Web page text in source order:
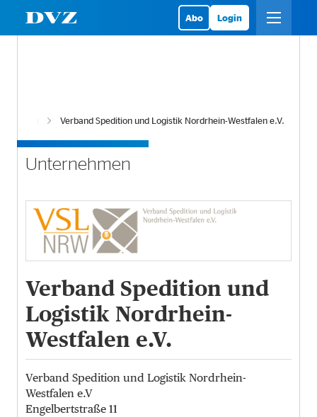
Abo Login
Verband Spedition und Logistik Nordrhein-Westfalen e.V.
Unternehmen
Verband Spedition und
Logistik Nordrhein-
Westfalen e.V.
Verband Spedition und Logistik Nordrhein-
Westfalen e.V
Engelbertstraße 11